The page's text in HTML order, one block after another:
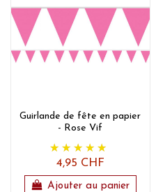
Guirlande de fête en papier
- Rose Vif
4,95 CHF
Ajouter au panier